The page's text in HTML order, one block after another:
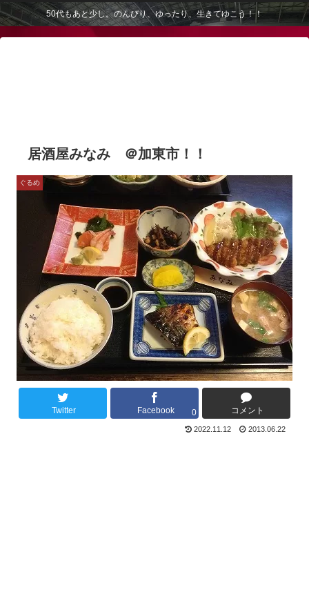
50代もあと少し。のんびり、ゆったり、生きてゆこう！！
居酒屋みなみ ＠加東市！！
ぐるめ
Twitter Facebook 0 コメント
2022.11.12 2013.06.22